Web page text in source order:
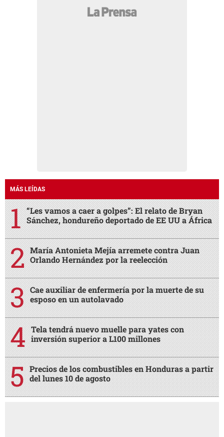
MÁS LEÍDAS
“Les vamos a caer a golpes”: El relato de Bryan
Sánchez, hondureño deportado de EE UU a África
María Antonieta Mejía arremete contra Juan
Orlando Hernández por la reelección
Cae auxiliar de enfermería por la muerte de su
esposo en un autolavado
Tela tendrá nuevo muelle para yates con
inversión superior a L100 millones
Precios de los combustibles en Honduras a partir
del lunes 10 de agosto